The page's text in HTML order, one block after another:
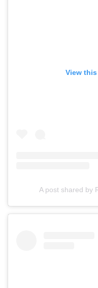
View
A post shared by